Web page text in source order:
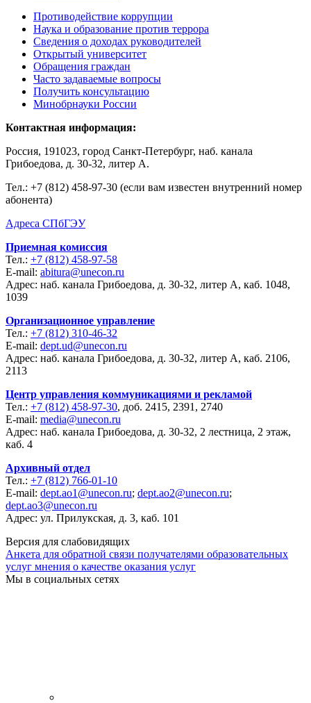
Противодействие коррупции
Наука и образование против террора
Сведения о доходах руководителей
Открытый университет
Обращения граждан
Часто задаваемые вопросы
Получить консультацию
Минобрнауки России
Контактная информация:
Россия, 191023, город Санкт-Петербург, наб. канала
Грибоедова, д. 30-32, литер А.
Тел.: +7 (812) 458-97-30 (если вам известен внутренний номер
абонента)
Адреса СПбГЭУ
Приемная комиссия
Тел.: +7 (812) 458-97-58
E-mail: abitura@unecon.ru
Адрес: наб. канала Грибоедова, д. 30-32, литер А, каб. 1048,
1039
Организационное управление
Тел.: +7 (812) 310-46-32
E-mail: dept.ud@unecon.ru
Адрес: наб. канала Грибоедова, д. 30-32, литер А, каб. 2106,
2113
Центр управления коммуникациями и рекламой
Тел.: +7 (812) 458-97-30, доб. 2415, 2391, 2740
E-mail: media@unecon.ru
Адрес: наб. канала Грибоедова, д. 30-32, 2 лестница, 2 этаж,
каб. 4
Архивный отдел
Тел.: +7 (812) 766-01-10
E-mail: dept.ao1@unecon.ru; dept.ao2@unecon.ru;
dept.ao3@unecon.ru
Адрес: ул. Прилукская, д. 3, каб. 101
Версия для слабовидящих
Анкета для обратной связи получателями образовательных
услуг мнения о качестве оказания услуг
Мы в социальных сетях